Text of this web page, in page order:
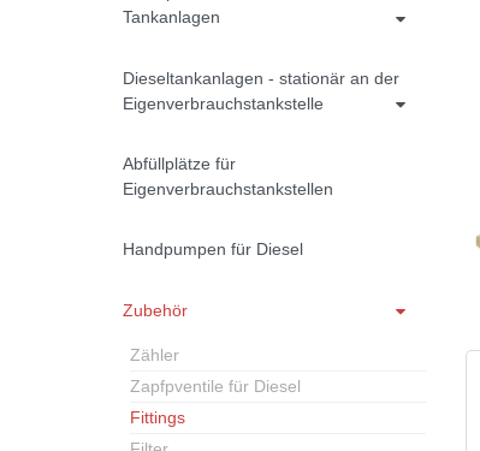
Tankanlagen
Dieseltankanlagen - stationär an der
Eigenverbrauchstankstelle
Abfüllplätze für
Eigenverbrauchstankstellen
Handpumpen für Diesel
Zubehör
Zähler
Zapfpventile für Diesel
Fittings